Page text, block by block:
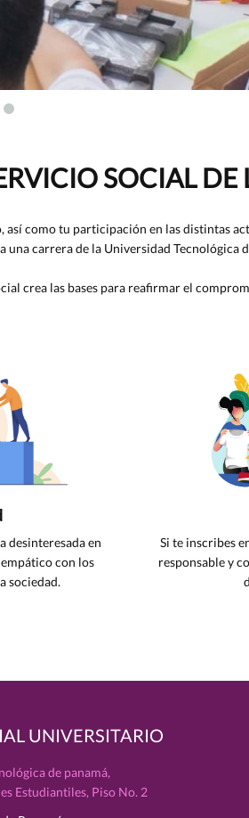
SOCIAL DE
como tu participación en las distintas
carrera de la Universidad Tecnológica
crea las bases para reafirmar el
desinteresada en
con los
sociedad.
Si te inscribes
responsable y
UNIVERSITARIO
de panamá,
Estudiantiles, Piso No. 2